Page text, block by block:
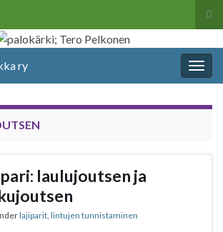
for:
ry
laulujoutsen ja
lajiparit lintujen tunnistaminen